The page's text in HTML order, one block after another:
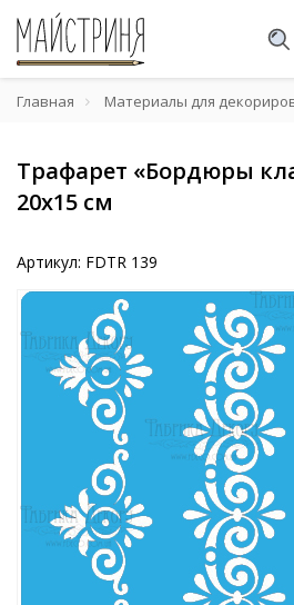
Главная Материалы для
Трафарет «Бордюры
20х15 см
Артикул: FDTR 139